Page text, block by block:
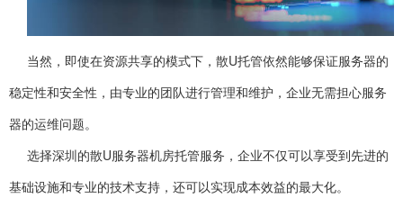
当然，即使在资源共享的模式下，散U托管依然能够保证服务器的
稳定性和安全性，由专业的团队进行管理和维护，企业无需担心服务
器的运维问题。
选择深圳的散U服务器机房托管服务，企业不仅可以享受到先进的
基础设施和专业的技术支持，还可以实现成本效益的最大化。